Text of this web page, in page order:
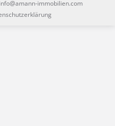
immobilien.com